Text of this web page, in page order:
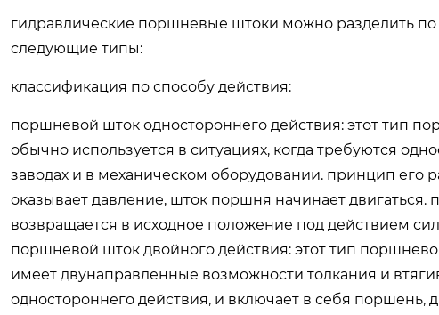
гидравлические поршневые штоки можно разделить
следующие типы:
классификация по способу действия:
поршневой шток одностороннего действия: этот тип
обычно используется в ситуациях, когда требуются
заводах и в механическом оборудовании. принцип его
оказывает давление, шток поршня начинает двигаться.
возвращается в исходное положение под действием
поршневой шток двойного действия: этот тип
имеет двунаправленные возможности толкания и
одностороннего действия, и включает в себя